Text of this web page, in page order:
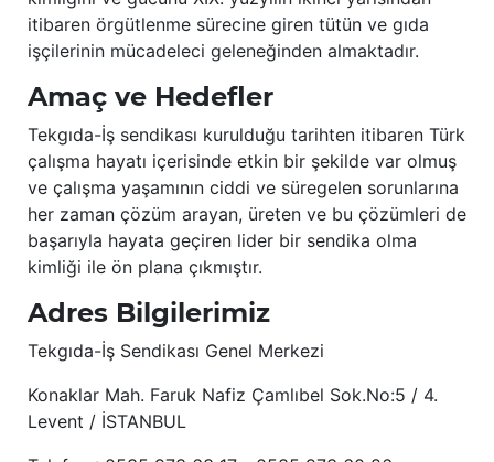
itibaren örgütlenme sürecine giren tütün ve gıda
işçilerinin mücadeleci geleneğinden almaktadır.
Amaç ve Hedefler
Tekgıda-İş sendikası kurulduğu tarihten itibaren Türk
çalışma hayatı içerisinde etkin bir şekilde var olmuş
ve çalışma yaşamının ciddi ve süregelen sorunlarına
her zaman çözüm arayan, üreten ve bu çözümleri de
başarıyla hayata geçiren lider bir sendika olma
kimliği ile ön plana çıkmıştır.
Adres Bilgilerimiz
Tekgıda-İş Sendikası Genel Merkezi
Konaklar Mah. Faruk Nafiz Çamlıbel Sok.No:5 / 4.
Levent / İSTANBUL